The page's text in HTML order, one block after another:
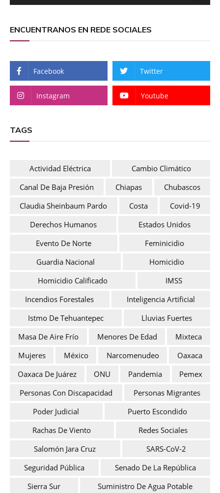
ENCUENTRANOS EN REDE SOCIALES
Facebook Twitter
Instagram Youtube
TAGS
Actividad Eléctrica
Cambio Climático
Canal De Baja Presión
Chiapas
Chubascos
Claudia Sheinbaum Pardo
Costa
Covid-19
Derechos Humanos
Estados Unidos
Evento De Norte
Feminicidio
Guardia Nacional
Homicidio
Homicidio Calificado
IMSS
Incendios Forestales
Inteligencia Artificial
Istmo De Tehuantepec
Lluvias Fuertes
Masa De Aire Frío
Menores De Edad
Mixteca
Mujeres
México Narcomenudeo
Oaxaca
Oaxaca De Juárez
ONU Pandemia
Pemex
Personas Con Discapacidad
Personas Migrantes
Poder Judicial
Puerto Escondido
Rachas De Viento
Redes Sociales
Salomón Jara Cruz
SARS-CoV-2
Seguridad Pública
Senado De La República
Sierra Sur
Suministro De Agua Potable